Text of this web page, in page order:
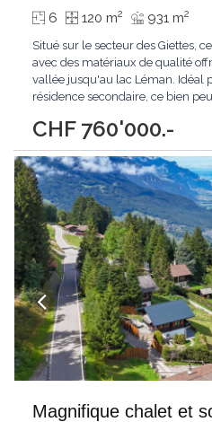
CHF 760'000.-
6 120 m2 931 m2
Situé sur le secteur des Giettes,
avec des matériaux de qualité
vallée jusqu'au lac Léman. Idéal
résidence secondaire, ce bien
sur 3 niveaux, il dispose de
confort et sa fonctionnalité...
Magnifique chalet et